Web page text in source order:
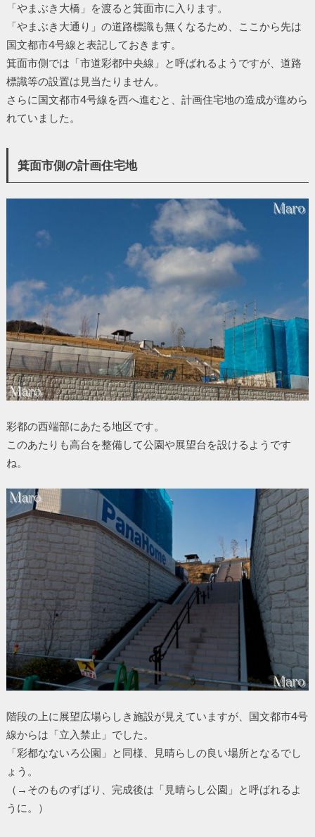
「やまぶき大橋」を渡ると箕面市に入ります。
「やまぶき大通り」の道路標識も無くなるため、ここから先は
国文都市4号線と表記しておきます。
箕面市側では「市道彩都中央線」と呼ばれるようですが、道路
標識等の設置は見当たりません。
さらに国文都市4号線を西へ進むと、計画住宅地の造成が進めら
れていました。
箕面市側の計画住宅地
彩都の西端部にあたる地区です。
このあたりも高台を整備して公園や展望台を設けるようです
ね。
階段の上に展望広場らしき施設が見えていますが、国文都市4号
線からは「立入禁止」でした。
「彩都なないろ公園」と同様、見晴らしの良い場所となるでし
ょう。
（→そのものずばり、完成後は「見晴らし公園」と呼ばれるよ
うに。）